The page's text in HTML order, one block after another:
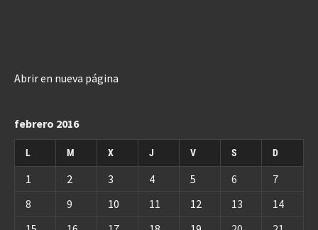
Abrir en nueva página
febrero 2016
L M X J V S D
1 2 3 4 5 6
7
8
9 10 11 12 13
14